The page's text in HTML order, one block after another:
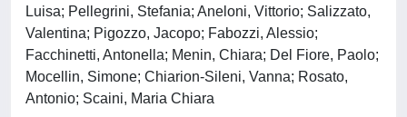
Luisa; Pellegrini, Stefania; Aneloni, Vittorio; Salizzato,
Valentina; Pigozzo, Jacopo; Fabozzi, Alessio;
Facchinetti, Antonella; Menin, Chiara; Del Fiore, Paolo;
Mocellin, Simone; Chiarion-Sileni, Vanna; Rosato,
Antonio; Scaini, Maria Chiara